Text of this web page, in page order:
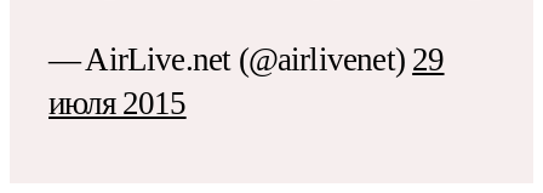
— AirLive.net (@airlivenet) 29
июля 2015